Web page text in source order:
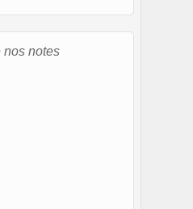
nos notes